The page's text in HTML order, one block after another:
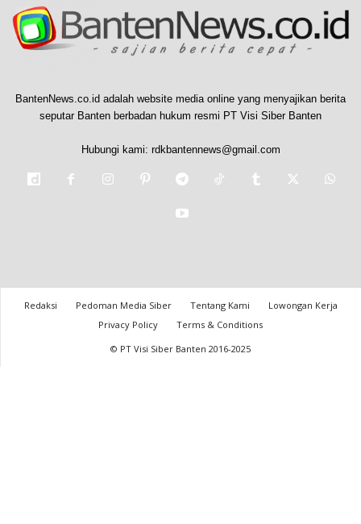
BantenNews.co.id adalah website media online yang menyajikan berita
seputar Banten berbadan hukum resmi PT Visi Siber Banten
Hubungi kami: rdkbantennews@gmail.com
Redaksi Pedoman Media Siber Tentang Kami
Lowongan Kerja
Privacy Policy
Terms & Conditions
© PT Visi Siber Banten 2016-2025